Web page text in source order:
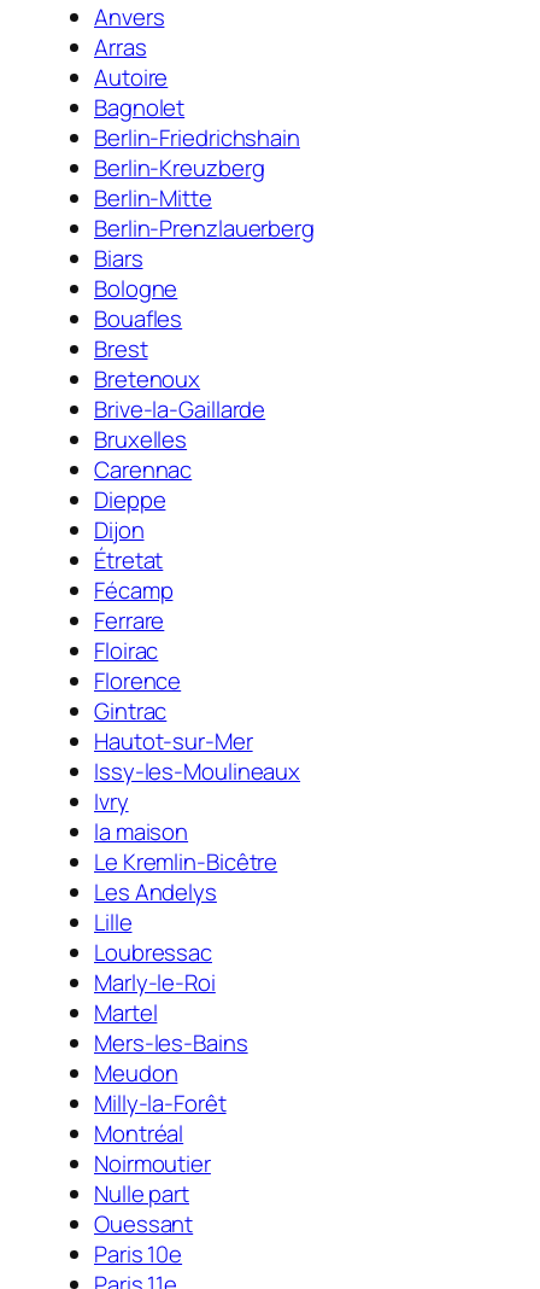
Anvers
Arras
Autoire
Bagnolet
Berlin-Friedrichshain
Berlin-Kreuzberg
Berlin-Mitte
Berlin-Prenzlauerberg
Biars
Bologne
Bouafles
Brest
Bretenoux
Brive-la-Gaillarde
Bruxelles
Carennac
Dieppe
Dijon
Étretat
Fécamp
Ferrare
Floirac
Florence
Gintrac
Hautot-sur-Mer
Issy-les-Moulineaux
Ivry
la maison
Le Kremlin-Bicêtre
Les Andelys
Lille
Loubressac
Marly-le-Roi
Martel
Mers-les-Bains
Meudon
Milly-la-Forêt
Montréal
Noirmoutier
Nulle part
Ouessant
Paris 10e